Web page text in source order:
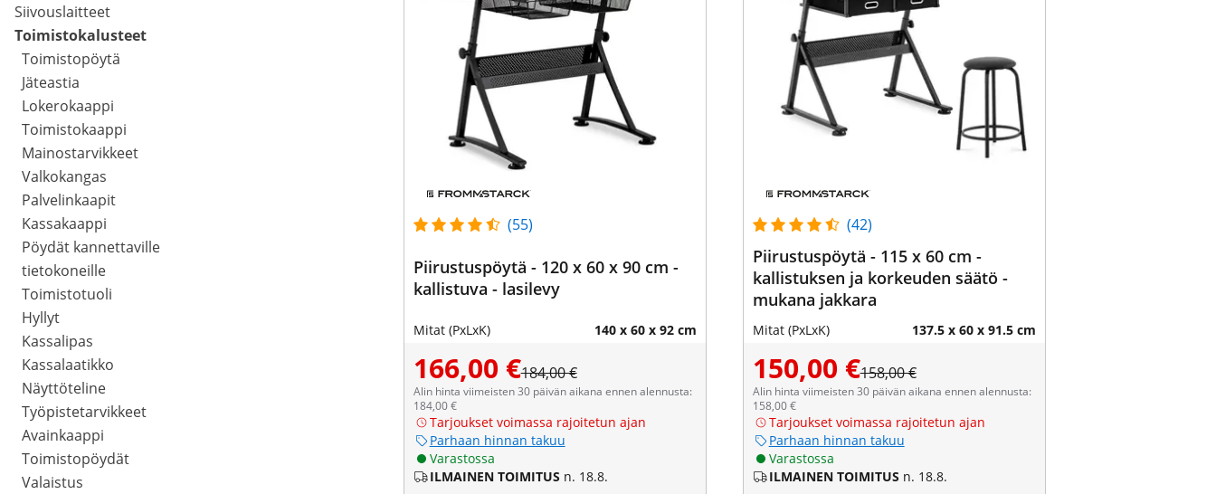
Siivouslaitteet
Toimistokalusteet
Toimistopöytä
Jäteastia
Lokerokaappi
Toimistokaappi
Mainostarvikkeet
Valkokangas
Palvelinkaapit
Kassakaappi
Pöydät kannettaville
tietokoneille
Toimistotuoli
Hyllyt
Kassalipas
Kassalaatikko
Näyttöteline
Työpistetarvikkeet
Avainkaappi
Toimistopöydät
Valaistus
(55)
Piirustuspöytä - 120 x 60 x 90 cm -
kallistuva - lasilevy
Mitat (PxLxK) 140 x 60 x 92 cm
166,00 €184,00 €
Alin hinta viimeisten 30 päivän aikana ennen alennusta:
184,00 €
Tarjoukset voimassa rajoitetun ajan
Parhaan hinnan takuu
Varastossa
ILMAINEN TOIMITUS n. 18.8.
(42)
Piirustuspöytä - 115 x 60 cm -
kallistuksen ja korkeuden säätö -
mukana jakkara
Mitat (PxLxK) 137.5 x 60 x 91.5 cm
150,00 €158,00 €
Alin hinta viimeisten 30 päivän aikana ennen alennusta:
158,00 €
Tarjoukset voimassa rajoitetun ajan
Parhaan hinnan takuu
Varastossa
ILMAINEN TOIMITUS n. 18.8.